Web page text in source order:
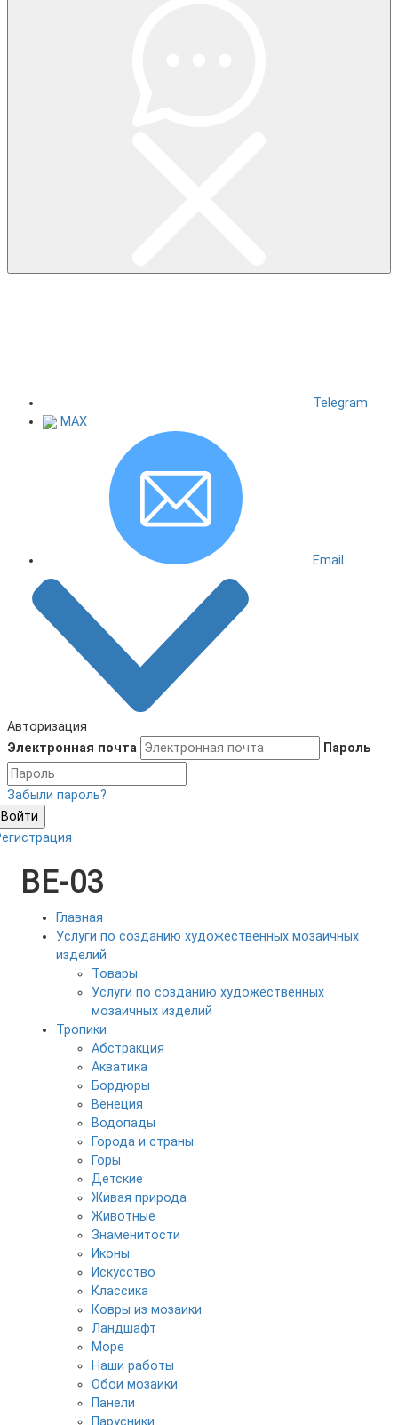
Telegram
MAX
Email
Авторизация
Электронная почта
Пароль
Забыли пароль?
Войти
BE-03
Главная
Услуги по созданию художественных мозаичных
изделий
Товары
Услуги по созданию художественных
мозаичных изделий
Тропики
Абстракция
Акватика
Бордюры
Венеция
Водопады
Города и страны
Горы
Детские
Живая природа
Животные
Знаменитости
Иконы
Искусство
Классика
Ковры из мозаики
Ландшафт
Море
Наши работы
Обои мозаики
Панели